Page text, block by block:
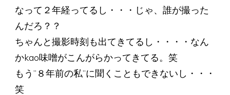
なって２年経ってるし・・・じゃ、誰が撮った
んだろ？？
ちゃんと撮影時刻も出てきてるし・・・・なん
かkao味噌がこんがらかってきてる。笑
もう”８年前の私”に聞くこともできないし・・・
笑